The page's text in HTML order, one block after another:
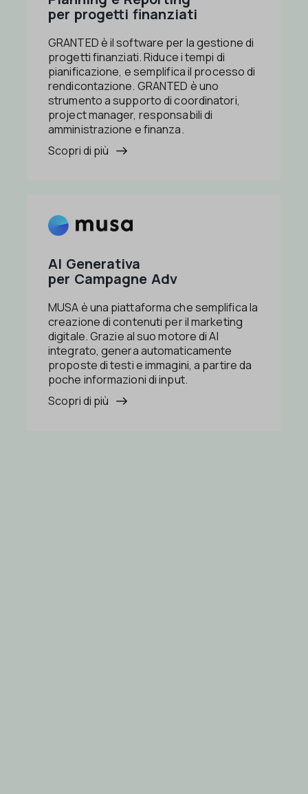
per progetti finanziati
GRANTED è il software per la gestione di
progetti finanziati. Riduce i tempi di
pianificazione, e semplifica il processo di
rendicontazione. GRANTED è uno
strumento a supporto di coordinatori,
project manager, responsabili di
amministrazione e finanza.
Scopri di più
AI Generativa
per Campagne Adv
MUSA è una piattaforma che semplifica la
creazione di contenuti per il marketing
digitale. Grazie al suo motore di AI
integrato, genera automaticamente
proposte di testi e immagini, a partire da
poche informazioni di input.
Scopri di più